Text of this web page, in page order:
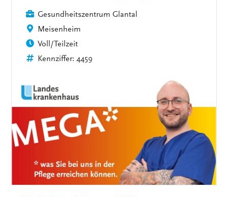
Gesundheitszentrum Glantal
Meisenheim
Voll/Teilzeit
Kennziffer: 4459